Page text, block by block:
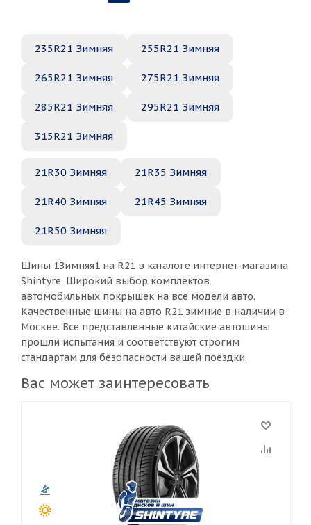
235R21 Зимняя 255R21 Зимняя
265R21 Зимняя 275R21 Зимняя
285R21 Зимняя 295R21 Зимняя
315R21 Зимняя
21R30 Зимняя 21R35 Зимняя
21R40 Зимняя 21R45 Зимняя
21R50 Зимняя
Шины 1Зимняя1 на R21 в каталоге интернет-магазина
Shintyre. Широкий выбор комплектов
автомобильных покрышек на все модели авто.
Качественные шины на авто R21 зимние в наличии в
Москве. Все представленные китайские автошины
прошли испытания и соответствуют строгим
стандартам для безопасности вашей поездки.
Вас может заинтересовать